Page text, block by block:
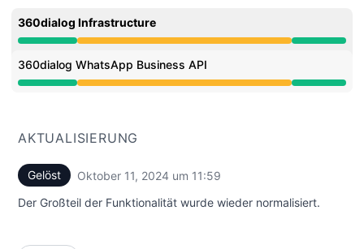
360dialog Infrastructure
Beeinträchtigte Leistung aus 12:56 PM zu 11:59 AM
360dialog WhatsApp Business API
Beeinträchtigte Leistung aus 12:56 PM zu 11:59 AM
AKTUALISIERUNG
Gelöst Oktober 11, 2024 um 11:59
Der Großteil der Funktionalität wurde wieder normalisiert.